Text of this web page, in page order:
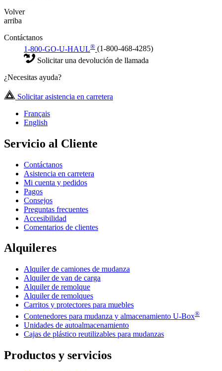
Volver
arriba
Contáctanos
1-800-GO-U-HAUL® (1-800-468-4285)
Solicitar una devolución de llamada
¿Necesitas ayuda?
Solicitar asistencia en carretera
Français
English
Servicio al Cliente
Contáctanos
Asistencia en carretera
Mi cuenta y pedidos
Pagos
Consejos
Preguntas frecuentes
Accesibilidad
Comentarios de clientes
Alquileres
Alquiler de camiones de mudanza
Alquiler de van de carga
Alquiler de remolque
Alquiler de remolques
Carritos y protectores para muebles
Contenedores para mudanza y almacenamiento U-Box®
Unidades de autoalmacenamiento
Cajas de plástico reutilizables para mudanzas
Productos y servicios